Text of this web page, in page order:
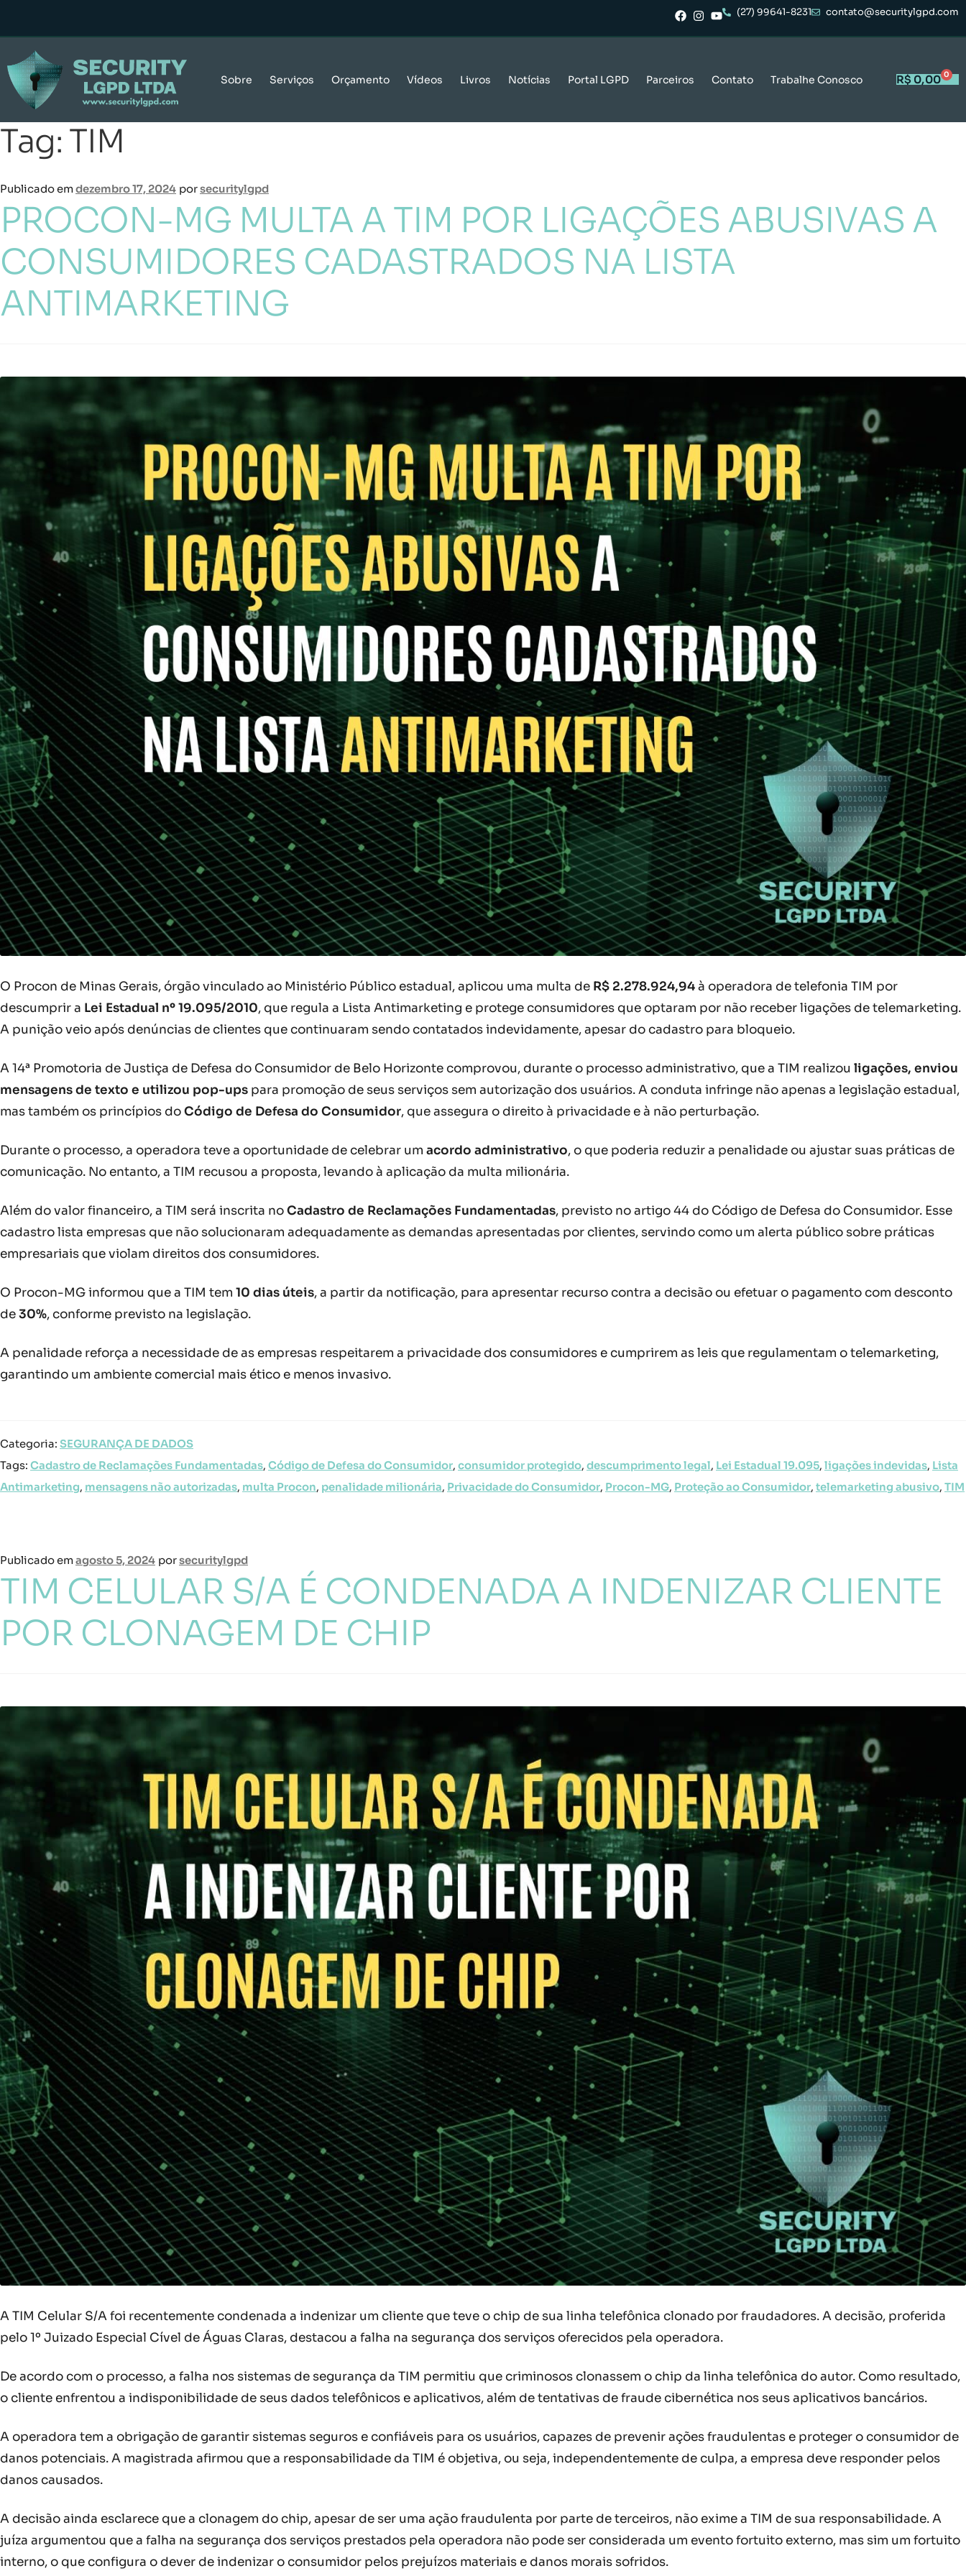
(27) 99641-8231 contato@securitylgpd.com
Sobre Serviços Orçamento Vídeos Livros Notícias Portal LGPD Parceiros Contato Trabalhe Conosco R$ 0,00 0
Tag: TIM
Publicado emdezembro 17, 2024 porsecuritylgpd
PROCON-MG MULTA A TIM POR LIGAÇÕES ABUSIVAS A
CONSUMIDORES CADASTRADOS NA LISTA
ANTIMARKETING
O Procon de Minas Gerais, órgão vinculado ao Ministério Público estadual, aplicou uma multa de R$ 2.278.924,94à operadora de telefonia TIM por
descumprir a Lei Estadual nº 19.095/2010, que regula a Lista Antimarketing e protege consumidores que optaram por não receber ligações de telemarketing.
A punição veio após denúncias de clientes que continuaram sendo contatados indevidamente, apesar do cadastro para bloqueio.
A 14ª Promotoria de Justiça de Defesa do Consumidor de Belo Horizonte comprovou, durante o processo administrativo, que a TIM realizou ligações, enviou
mensagens de texto e utilizou pop-ups para promoção de seus serviços sem autorização dos usuários. A conduta infringe não apenas a legislação estadual,
mas também os princípios doCódigo de Defesa do Consumidor, que assegura o direito à privacidade e à não perturbação.
Durante o processo, a operadora teve a oportunidade de celebrar um acordo administrativo, o que poderia reduzir a penalidade ou ajustar suas práticas de
comunicação. No entanto, a TIM recusou a proposta, levando à aplicação da multa milionária.
Além do valor financeiro, a TIM será inscrita noCadastro de Reclamações Fundamentadas, previsto no artigo 44 do Código de Defesa do Consumidor. Esse
cadastro lista empresas que não solucionaram adequadamente as demandas apresentadas por clientes, servindo como um alerta público sobre práticas
empresariais que violam direitos dos consumidores.
O Procon-MG informou que a TIM tem 10 dias úteis, a partir da notificação, para apresentar recurso contra a decisão ou efetuar o pagamento com desconto
de30%, conforme previsto na legislação.
A penalidade reforça a necessidade de as empresas respeitarem a privacidade dos consumidores e cumprirem as leis que regulamentam o telemarketing,
garantindo um ambiente comercial mais ético e menos invasivo.
Categoria: SEGURANÇA DE DADOS
Tags: Cadastro de Reclamações Fundamentadas, Código de Defesa do Consumidor, consumidor protegido, descumprimento legal, Lei Estadual 19.095, ligações indevidas, Lista
Antimarketing, mensagens não autorizadas, multa Procon, penalidade milionária, Privacidade do Consumidor, Procon-MG, Proteção ao Consumidor, telemarketing abusivo, TIM
Publicado emagosto 5, 2024 porsecuritylgpd
TIM CELULAR S/A É CONDENADA A INDENIZAR CLIENTE
POR CLONAGEM DE CHIP
A TIM Celular S/A foi recentemente condenada a indenizar um cliente que teve o chip de sua linha telefônica clonado por fraudadores. A decisão, proferida
pelo 1º Juizado Especial Cível de Águas Claras, destacou a falha na segurança dos serviços oferecidos pela operadora.
De acordo com o processo, a falha nos sistemas de segurança da TIM permitiu que criminosos clonassem o chip da linha telefônica do autor. Como resultado,
o cliente enfrentou a indisponibilidade de seus dados telefônicos e aplicativos, além de tentativas de fraude cibernética nos seus aplicativos bancários.
A operadora tem a obrigação de garantir sistemas seguros e confiáveis para os usuários, capazes de prevenir ações fraudulentas e proteger o consumidor de
danos potenciais. A magistrada afirmou que a responsabilidade da TIM é objetiva, ou seja, independentemente de culpa, a empresa deve responder pelos
danos causados.
A decisão ainda esclarece que a clonagem do chip, apesar de ser uma ação fraudulenta por parte de terceiros, não exime a TIM de sua responsabilidade. A
juíza argumentou que a falha na segurança dos serviços prestados pela operadora não pode ser considerada um evento fortuito externo, mas sim um fortuito
interno, o que configura o dever de indenizar o consumidor pelos prejuízos materiais e danos morais sofridos.